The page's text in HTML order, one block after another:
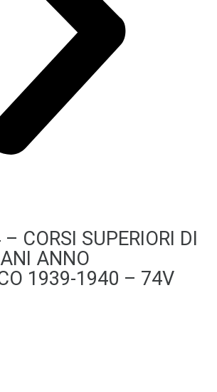
CORSI SUPERIORI DI
ANNO
1939-1940 – 74V